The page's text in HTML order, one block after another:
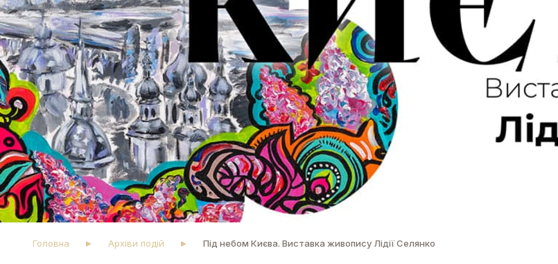
Головна Архіви подій Під небом Києва. Виставка живопису Лідії Селянко